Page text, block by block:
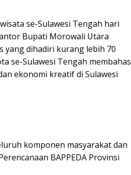
se-Sulawesi Tengah hari
Bupati Morowali Utara
yang dihadiri kurang lebih 70
se-Sulawesi Tengah membahas
ekonomi kreatif di Sulawesi
komponen masyarakat dan
BAPPEDA Provinsi